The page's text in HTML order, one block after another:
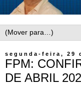
segunda-feira, 29
FPM:
DE ABRIL